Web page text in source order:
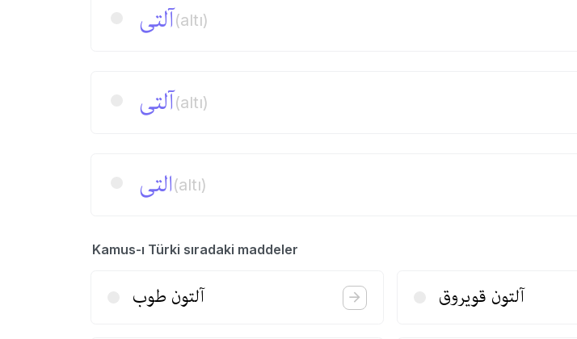
آلتی(altı)
آلتی(altı)
التی(altı)
Kamus-ı Türki sıradaki maddeler
آلتون طوب آلتون قویروق